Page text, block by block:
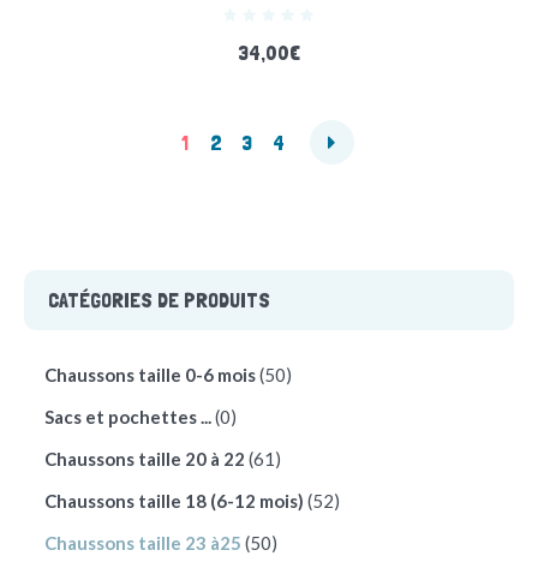
34,00€
1 2 3 4
CATÉGORIES DE PRODUITS
Chaussons taille 0-6 mois(50)
Sacs et pochettes ...(0)
Chaussons taille 20 à 22 (61)
Chaussons taille 18 (6-12 mois) (52)
Chaussons taille 23 à25 (50)